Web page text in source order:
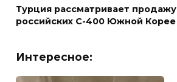
Турция рассматривает продажу
российских С-400 Южной Корее
Интересное: